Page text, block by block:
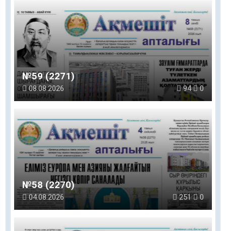
№59 (2271)
08.08.2026 94 0
№58 (2270)
04.08.2026 251 0